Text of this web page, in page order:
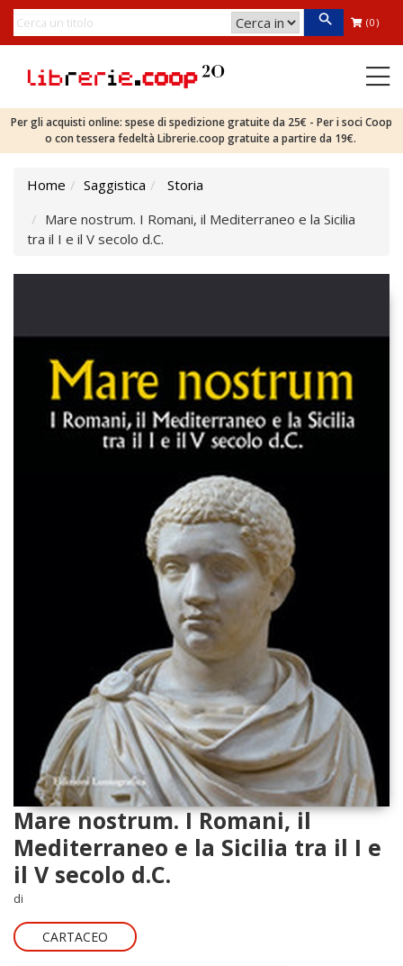
(0)
Per gli acquisti online: spese di spedizione gratuite da 25€ - Per i soci Coop
o con tessera fedeltà Librerie.coop gratuite a partire da 19€.
Home Saggistica
Storia
Mare nostrum. I Romani, il Mediterraneo e la Sicilia
tra il I e il V secolo d.C.
Mare nostrum. I Romani, il
Mediterraneo e la Sicilia tra il I e
il V secolo d.C.
di
CARTACEO